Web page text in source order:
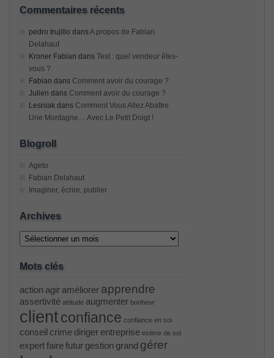
Commentaires récents
pedro trujillo dansA propos de Fabian
Delahaut
Kroner Fabian dans Test : quel vendeur êtes-
vous ?
Fabian dans Comment avoir du courage ?
Julien dans Comment avoir du courage ?
Lesniak dans Comment Vous Allez Abattre
Une Montagne… Avec Le Petit Doigt !
Blogroll
Ageto
Fabian Delahaut
Imaginer, écrire, publier
Archives
Archives
Mots clés
action agir améliorer apprendre
assertivité attitude augmenter bonheur
client confiance confiance en soi
conseil crime diriger entreprise estime de soi
expertfairefutur gestion grand gérer